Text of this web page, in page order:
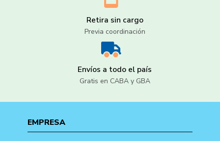
Retira sin cargo
Previa coordinación
Envíos a todo el país
Gratis en CABA y GBA
EMPRESA